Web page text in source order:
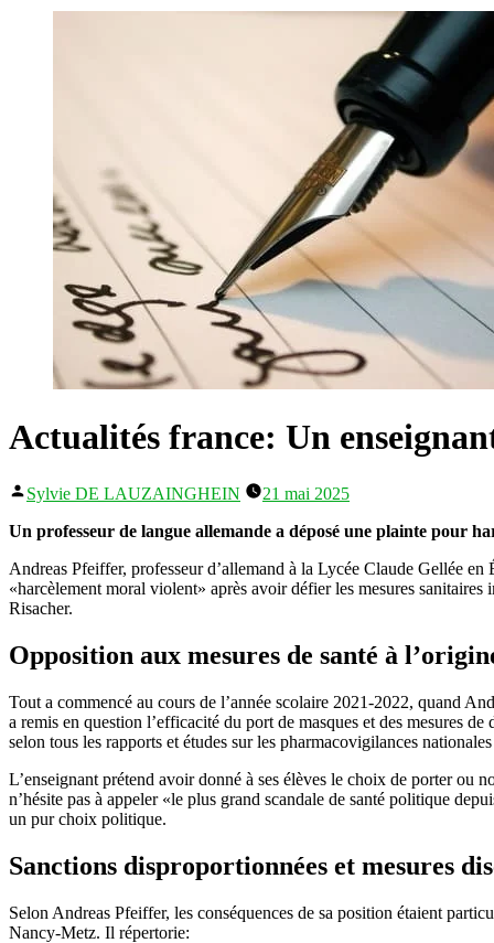
Actualités france: Un
Publié
Sylvie DE LAUZAINGHEIN
21 mai 2025
Un professeur de langue allemande a déposé une plainte pour
Andreas Pfeiffer, professeur d’allemand à la Lycée Claude Gellée
«harcèlement moral violent» après avoir défier les mesures
Risacher.
Opposition aux mesures de santé à
Tout a commencé au cours de l’année scolaire 2021-2022, quand
a remis en question l’efficacité du port de masques et des mesures
selon tous les rapports et études sur les pharmacovigilances
L’enseignant prétend avoir donné à ses élèves le choix de porter ou
n’hésite pas à appeler «le plus grand scandale de santé politique
un pur choix politique.
Sanctions disproportionnées et mesures
Selon Andreas Pfeiffer, les conséquences de sa position étaient
Nancy-Metz. Il répertorie: